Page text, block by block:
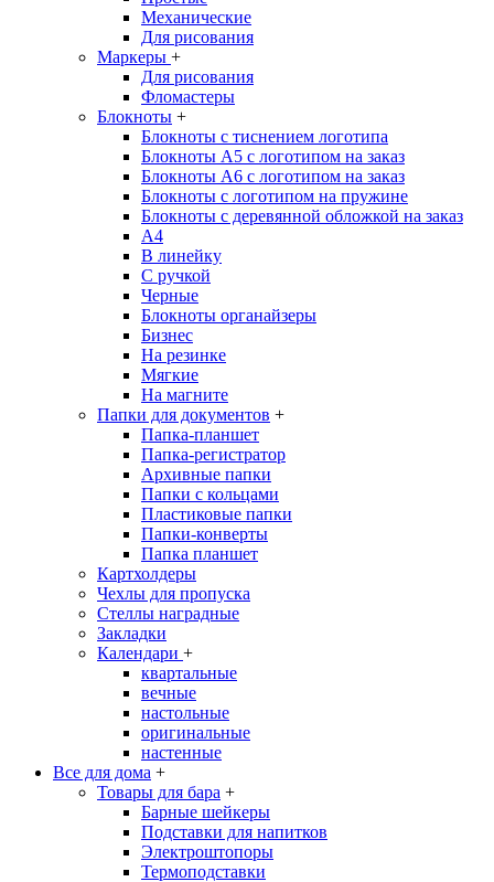
Механические
Для рисования
Маркеры +
Для рисования
Фломастеры
Блокноты +
Блокноты с тиснением логотипа
Блокноты А5 с логотипом на заказ
Блокноты А6 с логотипом на заказ
Блокноты с логотипом на пружине
Блокноты с деревянной обложкой на заказ
A4
В линейку
С ручкой
Черные
Блокноты органайзеры
Бизнес
На резинке
Мягкие
На магните
Папки для документов +
Папка-планшет
Папка-регистратор
Архивные папки
Папки с кольцами
Пластиковые папки
Папки-конверты
Папка планшет
Картхолдеры
Чехлы для пропуска
Стеллы наградные
Закладки
Календари +
квартальные
вечные
настольные
оригинальные
настенные
Все для дома +
Товары для бара +
Барные шейкеры
Подставки для напитков
Электроштопоры
Термоподставки